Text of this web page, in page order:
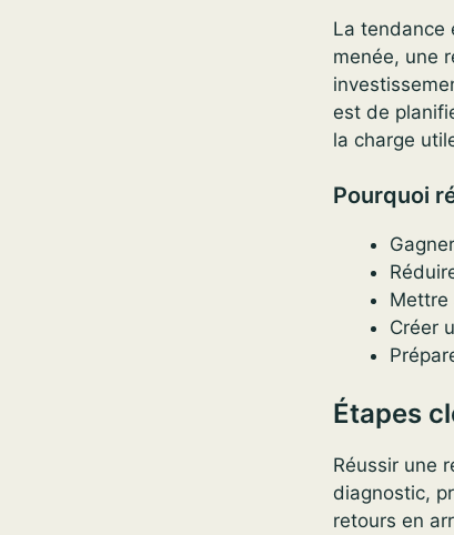
La tendance
menée, une
est de
la charge
Pourquoi
Mettre
Créer
Étapes
Réussir une
diagnostic,
retours en